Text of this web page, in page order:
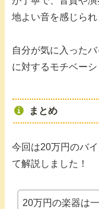
地よい音を感じられ
自分が気に入った
に対するモチベーシ
まとめ
今回は20万円のバ
て解説しました！
20万円の楽器は